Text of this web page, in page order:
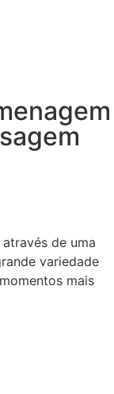
de uma
variedade
mais